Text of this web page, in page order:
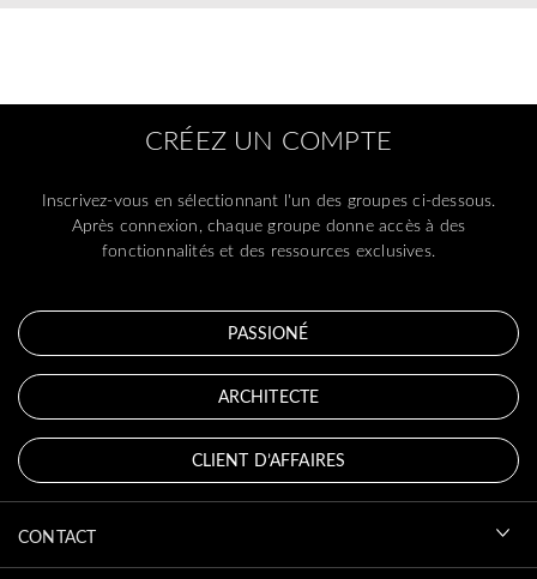
CRÉEZ UN COMPTE
Inscrivez-vous en sélectionnant l'un des groupes ci-dessous.
Après connexion, chaque groupe donne accès à des
fonctionnalités et des ressources exclusives.
PASSIONÉ
ARCHITECTE
CLIENT D’AFFAIRES
CONTACT